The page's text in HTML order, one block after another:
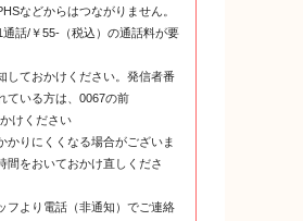
などからはつながりません。
話/￥55-（税込）の通話料が要
しておかけください。発信者番
ている方は、0067の前
けください
かりにくくなる場合がございま
間をおいておかけ直しくださ
フより電話（非通知）でご連絡